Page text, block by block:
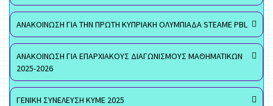
ΑΝΑΚΟΙΝΩΣΗ ΓΙΑ ΤΗΝ ΠΡΩΤΗ ΚΥΠΡΙΑΚΗ ΟΛΥΜΠΙΑΔΑ STEAME PBL
ΑΝΑΚΟΙΝΩΣΗ ΓΙΑ ΕΠΑΡΧΙΑΚΟΥΣ ΔΙΑΓΩΝΙΣΜΟΥΣ ΜΑΘΗΜΑΤΙΚΩΝ
2025-2026
ΓΕΝΙΚΗ ΣΥΝΕΛΕΥΣΗ ΚΥΜΕ 2025